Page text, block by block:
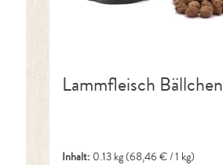
Lammfleisch Bällchen
Inhalt: 0.13 kg(68,46 € / 1 kg)